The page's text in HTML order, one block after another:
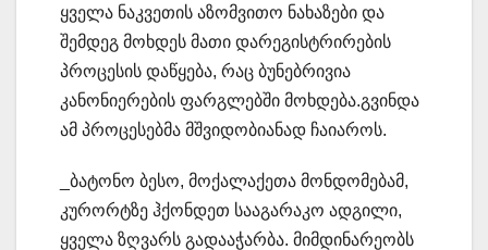
ყველა ნაკვეთის აზომვითო ნახაზები და
შემდეგ მოხდეს მათი დარეგისტრირების
პროცესის დაწყება, რაც ბუნებრივია
კანონიერების ფარგლებში მოხდება.გვინდა
ამ პროცესებმა მშვიდობიანად ჩაიაროს.
_ბატონო ბესო, მოქალაქეთა მონდომებამ,
კურორტზე ჰქონდეთ სააგარაკო ადგილი,
ყველა ზღვარს გადააჭარბა. მიმდინარეობს